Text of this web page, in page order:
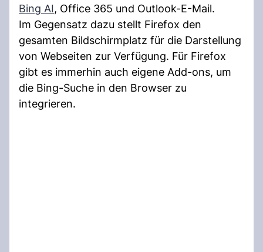
Bing AI, Office 365 und Outlook-E-Mail.
Im Gegensatz dazu stellt Firefox den
gesamten Bildschirmplatz für die Darstellung
von Webseiten zur Verfügung. Für Firefox
gibt es immerhin auch eigene Add-ons, um
die Bing-Suche in den Browser zu
integrieren.